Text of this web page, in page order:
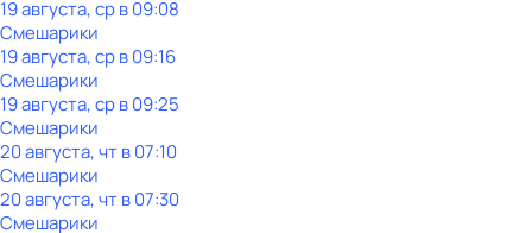
19 августа, ср в 09:08
Смешарики
19 августа, ср в 09:16
Смешарики
19 августа, ср в 09:25
Смешарики
20 августа, чт в 07:10
Смешарики
20 августа, чт в 07:30
Смешарики